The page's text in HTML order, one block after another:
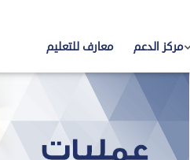
مركز الدعم معارف للتعليم